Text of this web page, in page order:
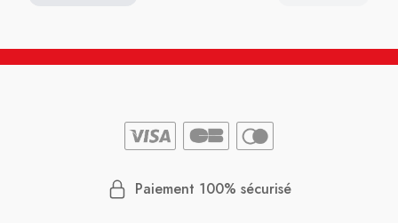
Paiement 100% sécurisé